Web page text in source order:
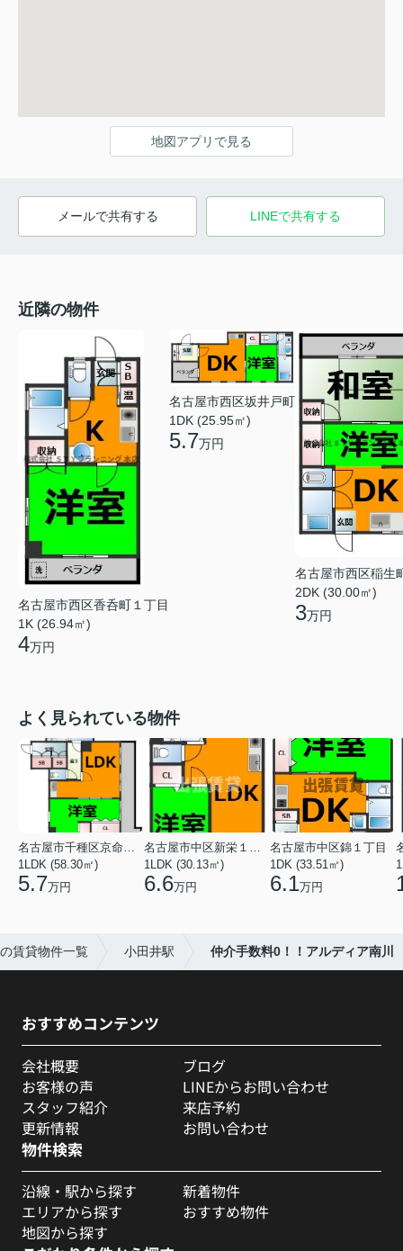
地図アプリで見る
メールで共有する LINEで共有する
近隣の物件
名古屋市西区香呑町１丁目
1K (26.94㎡)
4万円
名古屋市西区坂井戸町
1DK (25.95㎡)
5.7万円
名古屋市西区稲生
2DK (30.00㎡)
3万円
よく見られている物件
1LDK (58.30㎡)
5.7万円
1LDK (30.13㎡)
6.6万円
名古屋市中区錦１丁目
1DK (33.51㎡)
6.1万円
賃貸物件一覧 小田井駅 仲介手数料0！！アルディア南川
おすすめコンテンツ
会社概要
お客様の声
スタッフ紹介
更新情報
ブログ
LINEからお問い合わせ
来店予約
お問い合わせ
物件検索
沿線・駅から探す
エリアから探す
地図から探す
新着物件
おすすめ物件